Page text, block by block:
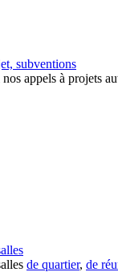
subventions
appels à projets
de quartier, de